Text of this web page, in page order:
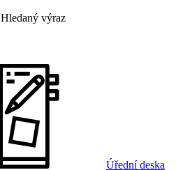
Hledaný výraz
Úřední deska